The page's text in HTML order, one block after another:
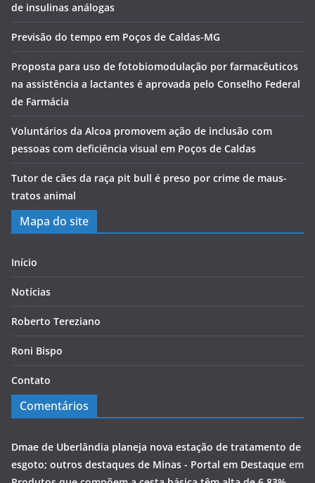
de insulinas análogas
Previsão do tempo em Poços de Caldas-MG
Proposta para uso de fotobiomodulação por farmacêuticos
na assistência a lactantes é aprovada pelo Conselho Federal
de Farmácia
Voluntários da Alcoa promovem ação de inclusão com
pessoas com deficiência visual em Poços de Caldas
Tutor de cães da raça pit bull é preso por crime de maus-
tratos animal
Mapa do site
Início
Notícias
Roberto Tereziano
Roni Bispo
Contato
Comentários
Dmae de Uberlândia planeja nova estação de tratamento de
esgoto; outros destaques de Minas - Portal em Destaque em